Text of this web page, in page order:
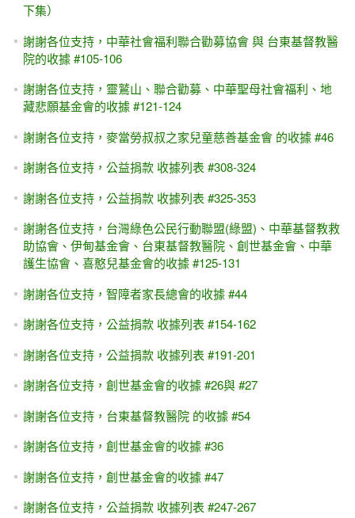
下集）
謝謝各位支持，中華社會福利聯合勸募協會 與 台東基督教醫
院的收據 #105-106
謝謝各位支持，靈鷲山、聯合勸募、中華聖母社會福利、地
藏悲願基金會的收據 #121-124
謝謝各位支持，麥當勞叔叔之家兒童慈善基金會 的收據 #46
謝謝各位支持，公益捐款 收據列表 #308-324
謝謝各位支持，公益捐款 收據列表 #325-353
謝謝各位支持，台灣綠色公民行動聯盟(綠盟)、中華基督教救
助協會、伊甸基金會、台東基督教醫院、創世基金會、中華
護生協會、喜憨兒基金會的收據 #125-131
謝謝各位支持，智障者家長總會的收據 #44
謝謝各位支持，公益捐款 收據列表 #154-162
謝謝各位支持，公益捐款 收據列表 #191-201
謝謝各位支持，創世基金會的收據 #26與 #27
謝謝各位支持，台東基督教醫院 的收據 #54
謝謝各位支持，創世基金會的收據 #36
謝謝各位支持，創世基金會的收據 #47
謝謝各位支持，公益捐款 收據列表 #247-267